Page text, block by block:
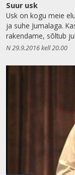
Suur usk
Usk on kogu meie
ja suhe Jumalaga.
rakendame, sõltub
N 29.9.2016 kell 20.00